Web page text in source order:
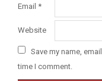
Email *
Website
Save my name,
time I comment.